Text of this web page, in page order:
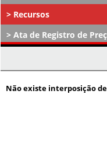
Recursos
Ata de Registro de
Não existe interposição